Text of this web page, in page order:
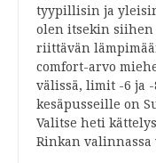
tyypillisin ja
olen itsekin siihen
riittävän
comfort-arvo
välissä, limit -6 ja
kesäpusseille on
Valitse heti
Rinkan valinnassa